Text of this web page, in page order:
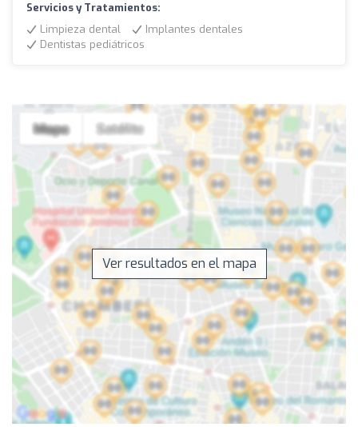
Servicios y Tratamientos:
Limpieza dental
Implantes dentales
Dentistas pediátricos
Ver resultados en el mapa